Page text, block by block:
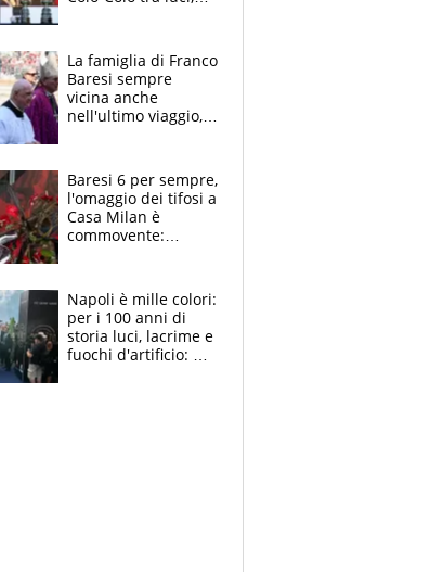
La famiglia di Franco
Baresi sempre
vicina anche
nell'ultimo viaggio,
circondati
dall'affetto dei tifosi
Baresi 6 per sempre,
l'omaggio dei tifosi a
Casa Milan è
commovente:
bigliettini
Napoli è mille colori:
per i 100 anni di
storia luci, lacrime e
fuochi d'artificio: De